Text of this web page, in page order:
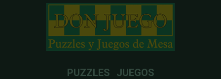
PUZZLES JUEGOS